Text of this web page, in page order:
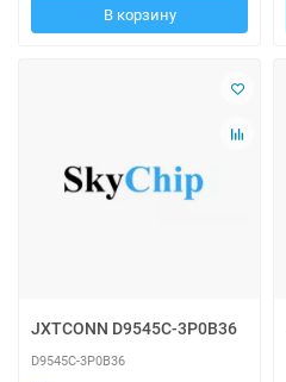
В корзину
JXTCONN D9545C-3P0B36
D9545C-3P0B36